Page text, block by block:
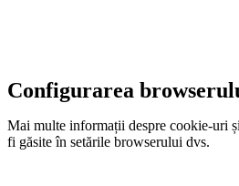
Configurarea
Mai multe informații despre cookie-uri
fi găsite în setările browserului dvs.